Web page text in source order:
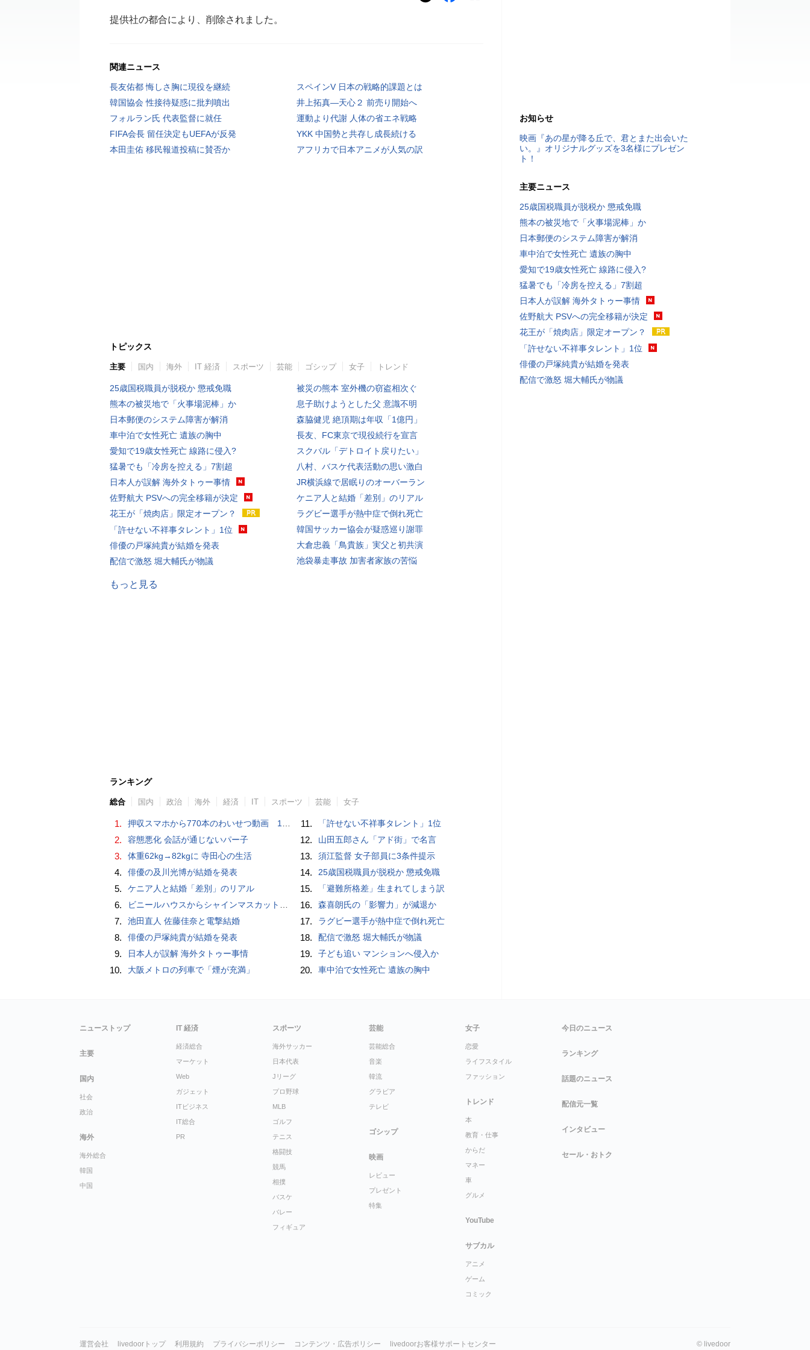
提供社の都合により、削除されました。
関連ニュース
長友佑都 悔しさ胸に現役を継続
スペインV 日本の戦略的課題とは
韓国協会 性接待疑惑に批判噴出
井上拓真―天心２ 前売り開始へ
フォルラン氏 代表監督に就任
運動より代謝 人体の省エネ戦略
FIFA会長 留任決定もUEFAが反発
YKK 中国勢と共存し成長続ける
本田圭佑 移民報道投稿に賛否か
アフリカで日本アニメが人気の訳
トピックス
主要 国内 海外 IT 経済 スポーツ 芸能 ゴシップ 女子 トレンド
25歳国税職員が脱税か 懲戒免職
熊本の被災地で「火事場泥棒」か
日本郵便のシステム障害が解消
車中泊で女性死亡 遺族の胸中
愛知で19歳女性死亡 線路に侵入?
猛暑でも「冷房を控える」7割超
日本人が誤解 海外タトゥー事情
佐野航大 PSVへの完全移籍が決定
花王が「焼肉店」限定オープン？
「許せない不祥事タレント」1位
俳優の戸塚純貴が結婚を発表
配信で激怒 堀大輔氏が物議
被災の熊本 室外機の窃盗相次ぐ
息子助けようとした父 意識不明
森脇健児 絶頂期は年収「1億円」
長友、FC東京で現役続行を宣言
スクバル「デトロイト戻りたい」
八村、バスケ代表活動の思い激白
JR横浜線で居眠りのオーバーラン
ケニア人と結婚「差別」のリアル
ラグビー選手が熱中症で倒れ死亡
韓国サッカー協会が疑惑巡り謝罪
大倉忠義「鳥貴族」実父と初共演
池袋暴走事故 加害者家族の苦悩
もっと見る
ランキング
総合 国内 政治 海外 経済 IT スポーツ 芸能 女子
1. 押収スマホから770本のわいせつ動画 15歳少女に酒と薬飲ませ性的暴行か 54歳男を再逮捕 「薬もありますよ」とSNSで誘い出し
2. 容態悪化 会話が通じないパー子
3. 体重62kg→82kgに 寺田心の生活
4. 俳優の及川光博が結婚を発表
5. ケニア人と結婚「差別」のリアル
6. ビニールハウスからシャインマスカット約200房を盗んだ疑い ネットで販売か 無職の男（42）逮捕 岡山県警
7. 池田直人 佐藤佳奈と電撃結婚
8. 俳優の戸塚純貴が結婚を発表
9. 日本人が誤解 海外タトゥー事情
10. 大阪メトロの列車で「煙が充満」
11. 「許せない不祥事タレント」1位
12. 山田五郎さん「アド街」で名言
13. 須江監督 女子部員に3条件提示
14. 25歳国税職員が脱税か 懲戒免職
15. 「避難所格差」生まれてしまう訳
16. 森喜朗氏の「影響力」が減退か
17. ラグビー選手が熱中症で倒れ死亡
18. 配信で激怒 堀大輔氏が物議
19. 子ども追い マンションへ侵入か
20. 車中泊で女性死亡 遺族の胸中
お知らせ
映画『あの星が降る丘で、君とまた出会いた
い。』オリジナルグッズを3名様にプレゼン
ト！
主要ニュース
25歳国税職員が脱税か 懲戒免職
熊本の被災地で「火事場泥棒」か
日本郵便のシステム障害が解消
車中泊で女性死亡 遺族の胸中
愛知で19歳女性死亡 線路に侵入?
猛暑でも「冷房を控える」7割超
日本人が誤解 海外タトゥー事情
佐野航大 PSVへの完全移籍が決定
花王が「焼肉店」限定オープン？
「許せない不祥事タレント」1位
俳優の戸塚純貴が結婚を発表
配信で激怒 堀大輔氏が物議
ニューストップ
主要
国内
社会
政治
海外
海外総合
韓国
中国
IT 経済
経済総合
マーケット
Web
ガジェット
ITビジネス
IT総合
PR
スポーツ
海外サッカー
日本代表
Jリーグ
プロ野球
MLB
ゴルフ
テニス
格闘技
競馬
相撲
バスケ
バレー
フィギュア
芸能
芸能総合
音楽
韓流
グラビア
テレビ
ゴシップ
映画
レビュー
プレゼント
特集
女子
恋愛
ライフスタイル
ファッション
トレンド
本
教育・仕事
からだ
マネー
車
グルメ
YouTube
サブカル
アニメ
ゲーム
コミック
今日のニュース
ランキング
話題のニュース
配信元一覧
インタビュー
セール・おトク
運営会社 livedoorトップ 利用規約 プライバシーポリシー コンテンツ・広告ポリシー livedoorお客様サポートセンター © livedoor